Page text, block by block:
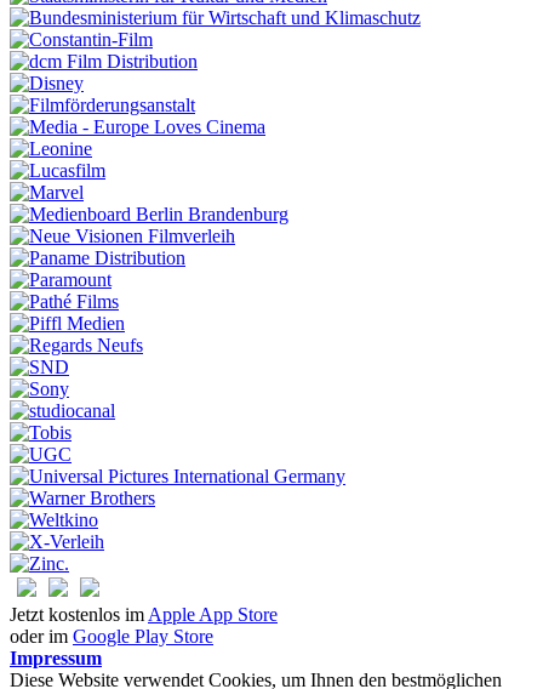
Jetzt kostenlos im Apple App Store
oder im Google Play Store
Impressum
Diese Website verwendet Cookies, um Ihnen den bestmöglichen